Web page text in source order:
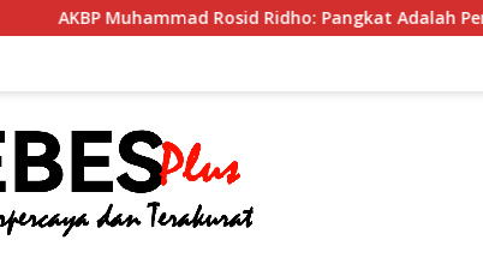
Pangkat Adalah Penghargaan dan Tanggung Jawab